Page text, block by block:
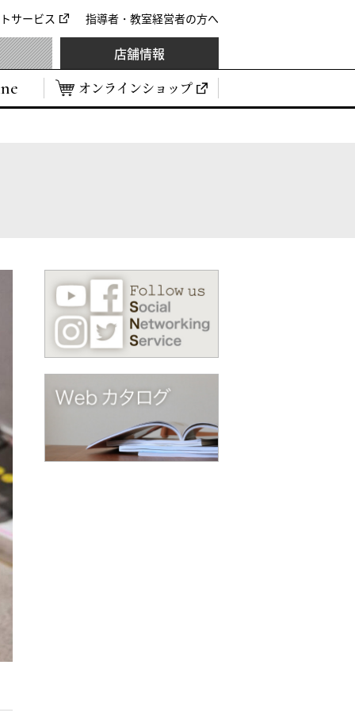
サービス 指導者・教室経営者の方へ
オンラインショップ
店舗情報